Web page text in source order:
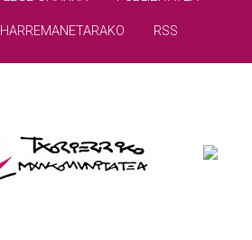
HARREMANETARAKO RSS